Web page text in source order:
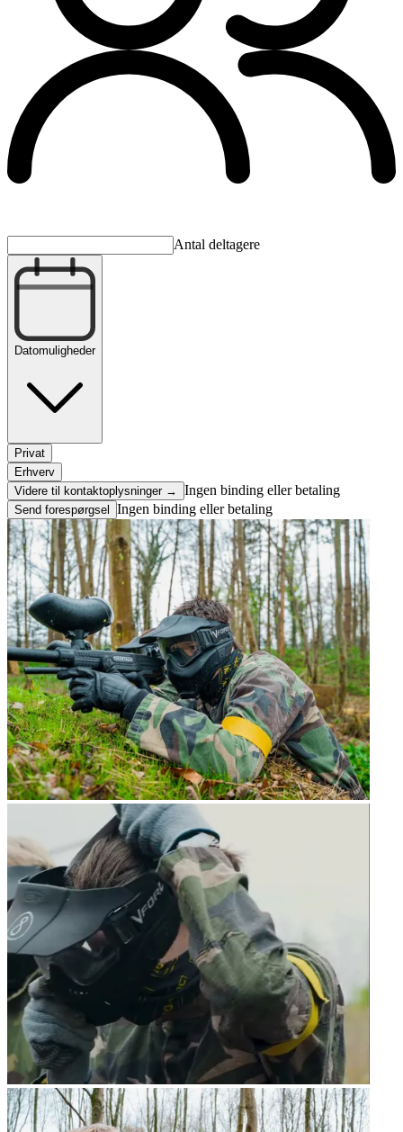
Antal deltagere
Datomuligheder
Privat
Erhverv
Videre til kontaktoplysninger →
Ingen binding eller betaling
Send forespørgsel Ingen binding eller betaling